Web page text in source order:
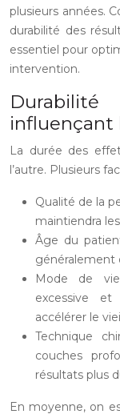
plusieurs années.
durabilité des
essentiel pour
intervention.
influençant
La durée des
l’autre. Plusieurs
Qualité de la
maintiendra
Âge du
généralement
Mode de
excessive
accélérer le
Technique
couches
résultats plus
En moyenne, on